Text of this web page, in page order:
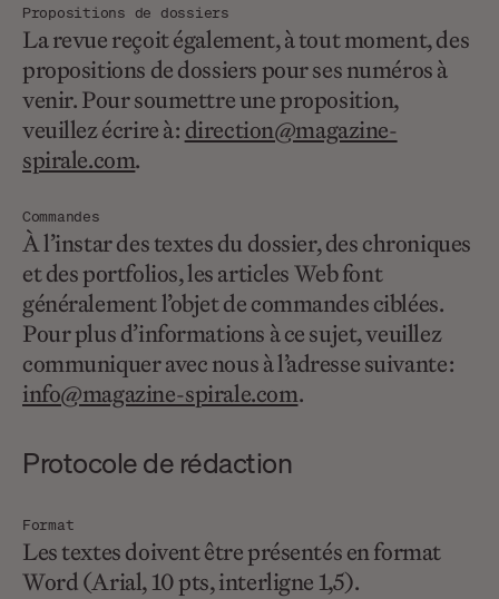
Propositions de dossiers
La revue reçoit également, à tout moment, des
propositions de dossiers pour ses numéros à
venir. Pour soumettre une proposition,
veuillez écrire à : direction@magazine-
spirale.com.
Commandes
À l’instar des textes du dossier, des chroniques
et des portfolios, les articles Web font
généralement l’objet de commandes ciblées.
Pour plus d’informations à ce sujet, veuillez
communiquer avec nous à l’adresse suivante :
info@magazine-spirale.com.
Protocole de rédaction
Format
Les textes doivent être présentés en format
Word (Arial, 10 pts, interligne 1,5).